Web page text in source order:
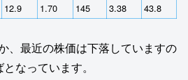
12.9 1.70 145 3.38 43.8
、最近の株価は下落していますの
なっています。